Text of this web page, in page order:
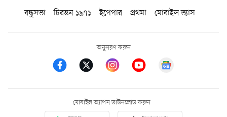
বন্ধুসভা
চিরন্তন ১৯৭১ ইপেপার প্রথমা মোবাইল ভ্যাস
অনুসরণ করুন
মোবাইল অ্যাপস ডাউনলোড করুন